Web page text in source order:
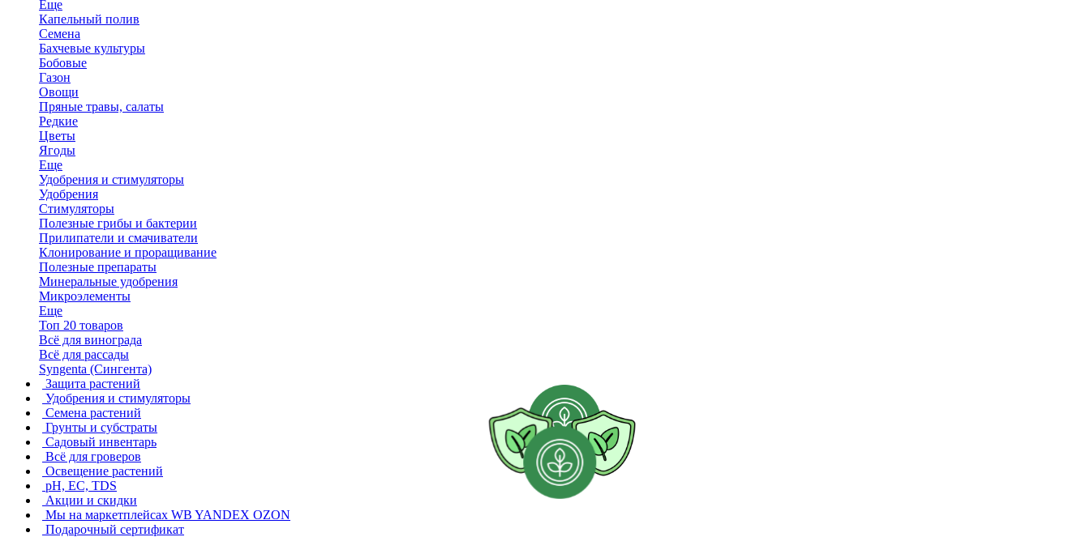
Еще
Капельный полив
Семена
Бахчевые культуры
Бобовые
Газон
Овощи
Пряные травы, салаты
Редкие
Цветы
Ягоды
Еще
Удобрения и стимуляторы
Удобрения
Стимуляторы
Полезные грибы и бактерии
Прилипатели и смачиватели
Клонирование и проращивание
Полезные препараты
Минеральные удобрения
Микроэлементы
Еще
Топ 20 товаров
Всё для винограда
Всё для рассады
Syngenta (Сингента)
Защита растений
Удобрения и стимуляторы
Семена растений
Грунты и субстраты
Садовый инвентарь
Всё для гроверов
Освещение растений
pH, EC, TDS
Акции и скидки
Мы на маркетплейсах WB YANDEX OZON
Подарочный сертификат